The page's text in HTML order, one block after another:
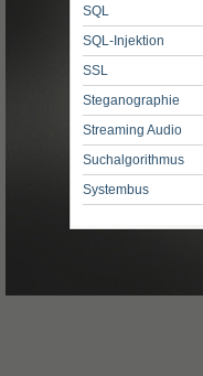
SQL
SQL-Injektion
SSL
Steganographie
Streaming Audio
Suchalgorithmus
Systembus